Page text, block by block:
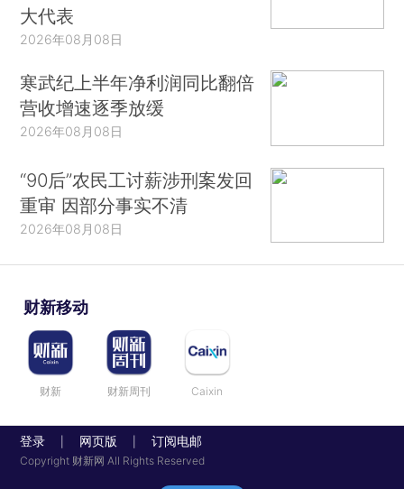
大代表
2026年08月08日
寒武纪上半年净利润同比翻倍
营收增速逐季放缓
2026年08月08日
“90后”农民工讨薪涉刑案发回
重审 因部分事实不清
2026年08月08日
财新移动
财新 财新周刊 Caixin
登录 网页版 订阅电邮
Copyright 财新网 All Rights Reserved